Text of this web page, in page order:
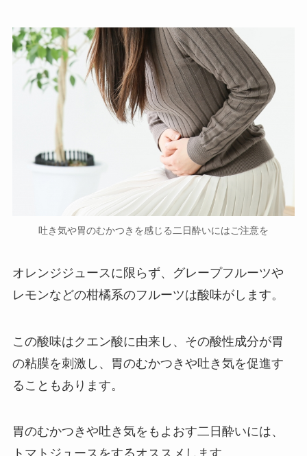
吐き気や胃のむかつきを感じる二日酔いにはご注意を
オレンジジュースに限らず、グレープフルーツや
レモンなどの柑橘系のフルーツは酸味がします。
この酸味はクエン酸に由来し、その酸性成分が胃
の粘膜を刺激し、胃のむかつきや吐き気を促進す
ることもあります。
胃のむかつきや吐き気をもよおす二日酔いには、